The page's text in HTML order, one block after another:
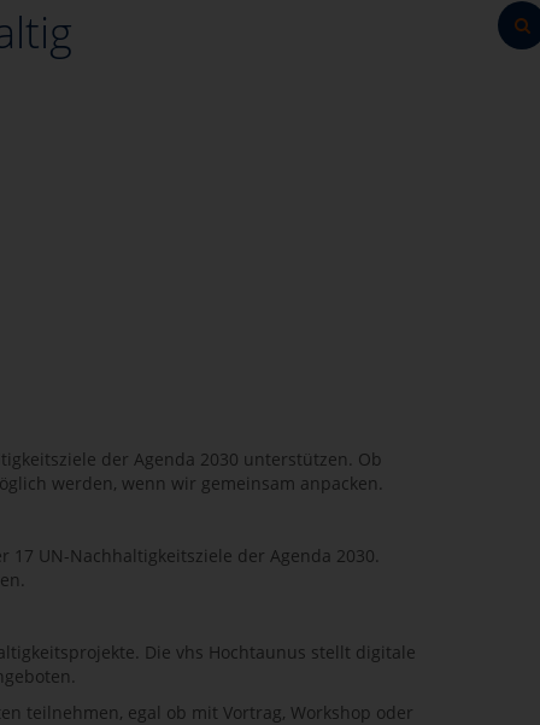
der Agenda 2030 unterstützen. Ob
werden, wenn wir gemeinsam anpacken.
UN-Nachhaltigkeitsziele der Agenda 2030.
Die vhs Hochtaunus stellt digitale
teilnehmen, egal ob mit Vortrag, Workshop oder